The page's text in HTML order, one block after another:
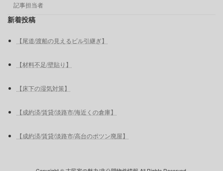
記事担当者
新着投稿
【尾道/渡船の見えるビル引継ぎ】
【材料不足/壁貼り】
【床下の湿気対策】
【成約済/賃貸/淡路市/海近くの倉庫】
【成約済/賃貸/淡路市/高台のポツン廃屋】